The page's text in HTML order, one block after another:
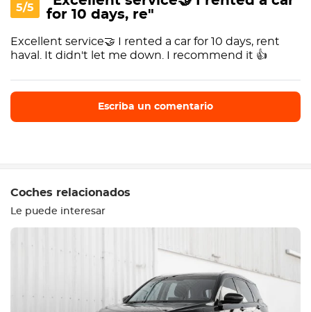
5/5
for 10 days, re"
Excellent service🤝 I rented a car for 10 days, rent
haval. It didn't let me down. I recommend it 👍
Escriba un comentario
Coches relacionados
Le puede interesar